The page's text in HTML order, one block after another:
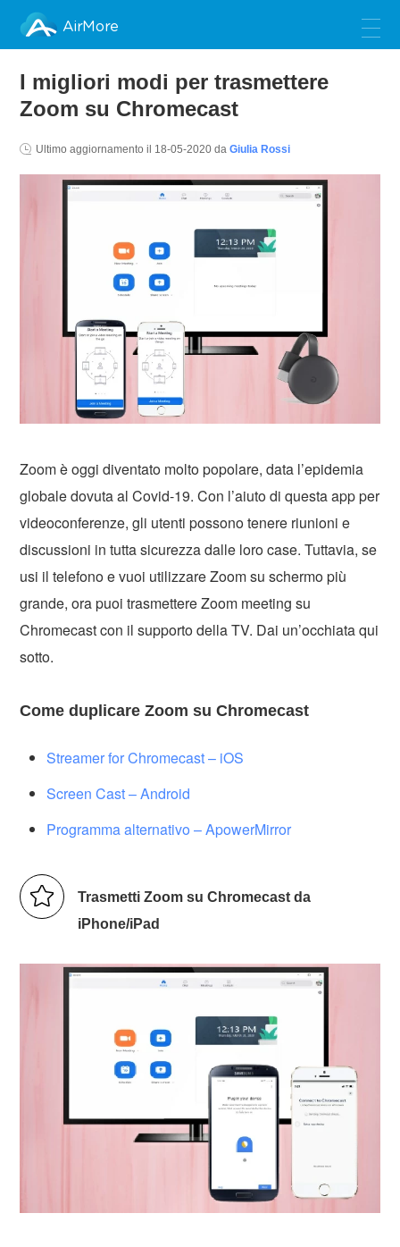
AirMore
I migliori modi per trasmettere
Zoom su Chromecast
Ultimo aggiornamento il 18-05-2020 daGiulia Rossi
Zoom è oggi diventato molto popolare, data l’epidemia
globale dovuta al Covid-19. Con l’aiuto di questa app per
videoconferenze, gli utenti possono tenere riunioni e
discussioni in tutta sicurezza dalle loro case. Tuttavia, se
usi il telefono e vuoi utilizzare Zoom su schermo più
grande, ora puoi trasmettere Zoom meeting su
Chromecast con il supporto della TV. Dai un’occhiata qui
sotto.
Come duplicare Zoom su Chromecast
Streamer for Chromecast – iOS
Screen Cast – Android
Programma alternativo – ApowerMirror
Trasmetti Zoom su Chromecast da
iPhone/iPad